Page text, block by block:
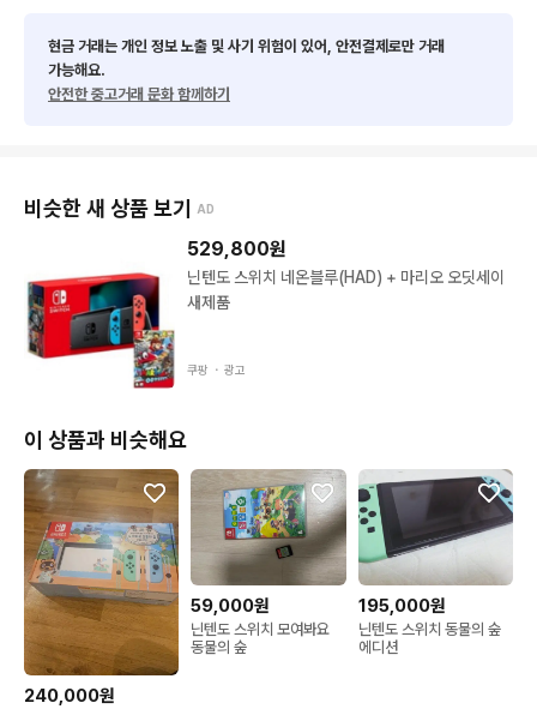
현금 거래는 개인 정보 노출 및 사기 위험이 있어, 안전결제로만 거래
가능해요.
안전한 중고거래 문화 함께하기
비슷한 새 상품 보기 AD
529,800원
닌텐도 스위치 네온블루(HAD) + 마리오 오딧세이
새제품
쿠팡 ・ 광고
이 상품과 비슷해요
240,000원
59,000원
닌텐도 스위치 모여봐요
동물의 숲
195,000원
닌텐도 스위치 동물의 숲
에디션